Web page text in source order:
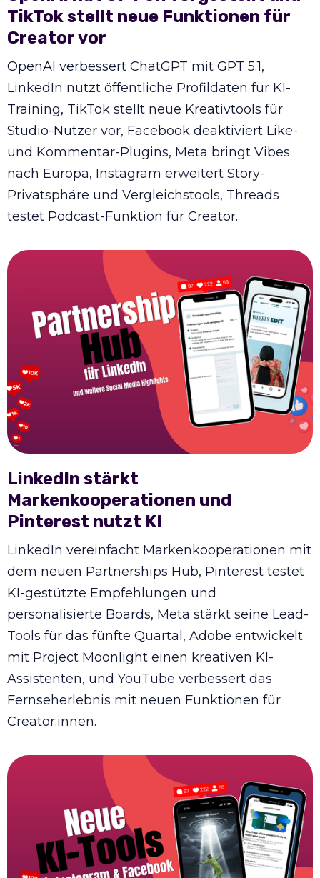
TikTok stellt neue Funktionen für
Creator vor
OpenAI verbessert ChatGPT mit GPT 5.1,
LinkedIn nutzt öffentliche Profildaten für KI-
Training, TikTok stellt neue Kreativtools für
Studio-Nutzer vor, Facebook deaktiviert Like-
und Kommentar-Plugins, Meta bringt Vibes
nach Europa, Instagram erweitert Story-
Privatsphäre und Vergleichstools, Threads
testet Podcast-Funktion für Creator.
LinkedIn stärkt
Markenkooperationen und
Pinterest nutzt KI
LinkedIn vereinfacht Markenkooperationen mit
dem neuen Partnerships Hub, Pinterest testet
KI-gestützte Empfehlungen und
personalisierte Boards, Meta stärkt seine Lead-
Tools für das fünfte Quartal, Adobe entwickelt
mit Project Moonlight einen kreativen KI-
Assistenten, und YouTube verbessert das
Fernseherlebnis mit neuen Funktionen für
Creator:innen.